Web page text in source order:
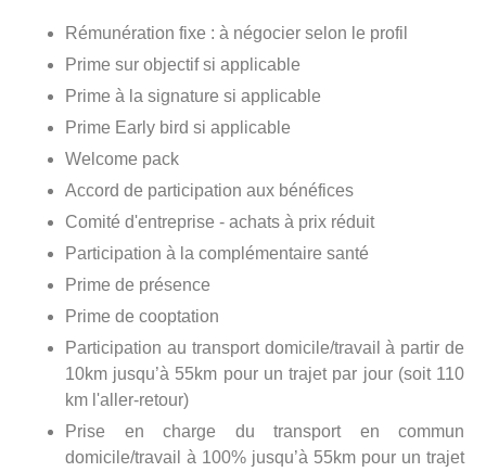
Rémunération fixe : à négocier selon le profil
Prime sur objectif si applicable
Prime à la signature si applicable
Prime Early bird si applicable
Welcome pack
Accord de participation aux bénéfices
Comité d'entreprise - achats à prix réduit
Participation à la complémentaire santé
Prime de présence
Prime de cooptation
Participation au transport domicile/travail à partir de
10km jusqu’à 55km pour un trajet par jour (soit 110
km l'aller-retour)
Prise en charge du transport en commun
domicile/travail à 100% jusqu’à 55km pour un trajet